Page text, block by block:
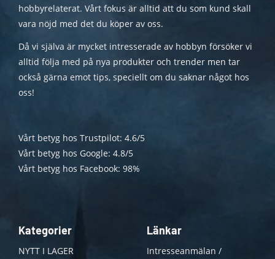
hobbyrelaterat. Vårt fokus är alltid att du som kund skall
vara nöjd med det du köper av oss.
Då vi själva är mycket intresserade av hobbyn försöker vi
alltid följa med på nya produkter och trender men tar
också gärna emot tips, speciellt om du saknar något hos
oss!
Vårt betyg hos Trustpilot: 4.6/5
Vårt betyg hos Google: 4.8/5
Vårt betyg hos Facebook: 98%
Kategorier
NYTT I LAGER
Länkar
Intresseanmälan /